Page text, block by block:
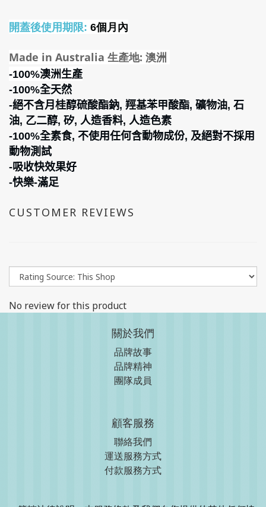
開蓋後使用期限: 6個月內
Made in Australia 生產地: 澳洲
-100%澳洲生產
-100%全天然
-絕不含月桂醇硫酸酯鈉, 羥基苯甲酸酯, 礦物油, 石
油, 乙二醇, 矽, 人造香料, 人造色素
-100%全素食, 不使用任何含動物成份, 及絕對不採用
動物測試
-吸收快效果好
-快樂-滿足
CUSTOMER REVIEWS
No review for this product
關於我們
品牌故事
品牌精神
團隊成員
顧客服務
聯絡我們
運送服務方式
付款服務方式